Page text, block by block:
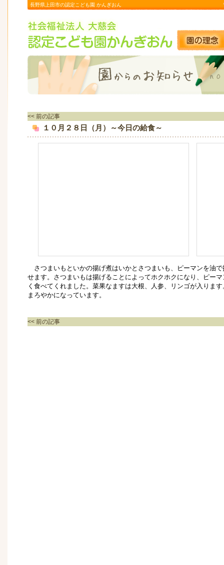
長野県上田市の認定こども園 かんぎおん
<< 前の記事
１０月２８日（月）～今日の給食～
さつまいもといかの揚げ煮はいかとさつまいも、ピーマンを油
せます。さつまいもは揚げることによってホクホクになり、ピー
く食べてくれました。菜果なますは大根、人参、リンゴが入りま
まろやかになっています。
<< 前の記事